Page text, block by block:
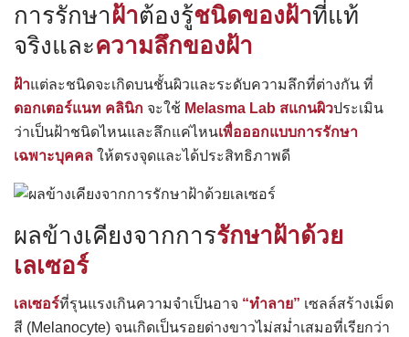
การรักษาฝ้าต้องรู้ชนิดของฝ้าที่แท้
จริงและความลึกของฝ้า
ฝ้าแต่ละชนิดจะเกิดบนชั้นผิวและระดับความลึกที่ต่างกัน ที่
ดอกเตอร์แนท คลินิก จะใช้ Melasma Lab สแกนผิวประเมิน
ว่าเป็นฝ้าชนิดไหนและลึกแค่ไหนเพื่อออกแบบการรักษา
เฉพาะบุคคล ให้ตรงจุดและได้ประสิทธิภาพดี
ผลข้างเคียงจากการรักษาฝ้าด้วย
เลเซอร์
เลเซอร์ที่รุนแรงเกินความจำเป็นอาจ “ทำลาย” เซลล์สร้างเม็ด
สี (Melanocyte) จนเกิดเป็นรอยด่างขาวไม่สม่ำเสมอที่เรียกว่า